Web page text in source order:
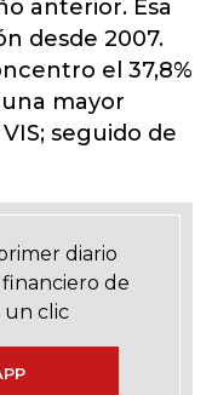
anterior. Esa
desde 2007.
el 37,8%
mayor
seguido de
diario
de
un clic